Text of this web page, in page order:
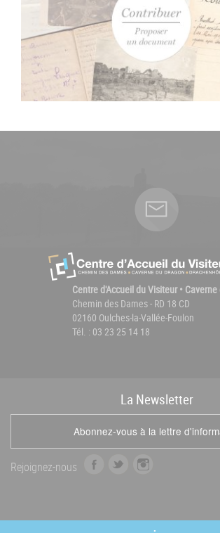
Centre d'Accueil du Visiteur •
Chemin des Dames - RD 18 CD
02160 Oulches-la-Vallée-Foulon
Tél. : 03 23 25 14 18
La Newsletter
Abonnez-vous à la lettre
Rejoignez-nous
b
t
a